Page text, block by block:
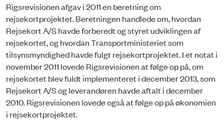
Rigsrevisionen afgav i 2011 en beretning om
rejsekortprojektet. Beretningen handlede om, hvordan
Rejsekort A/S havde forberedt og styret udviklingen af
rejsekortet, og hvordan Transportministeriet som
tilsynsmyndighed havde fulgt rejsekortprojektet. I et notat i
november 2011 lovede Rigsrevisionen at følge op på, om
rejsekortet blev fuldt implementeret i december 2013, som
Rejsekort A/S og leverandøren havde aftalt i december
2010. Rigsrevisionen lovede også at følge op på økonomien
i rejsekortprojektet.